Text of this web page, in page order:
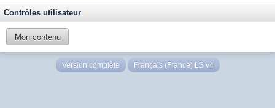
Contrôles utilisateur
Mon contenu
Version complète Français (France) LS v4